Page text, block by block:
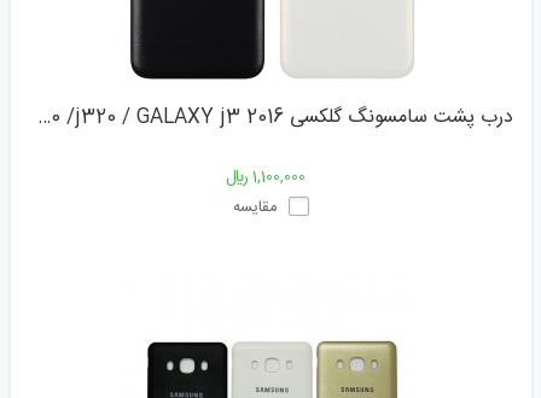
درب پشت سامسونگ گلکسی j300 /j320 / GALAXY j3 2016
1,100,000 ﷼
مقایسه